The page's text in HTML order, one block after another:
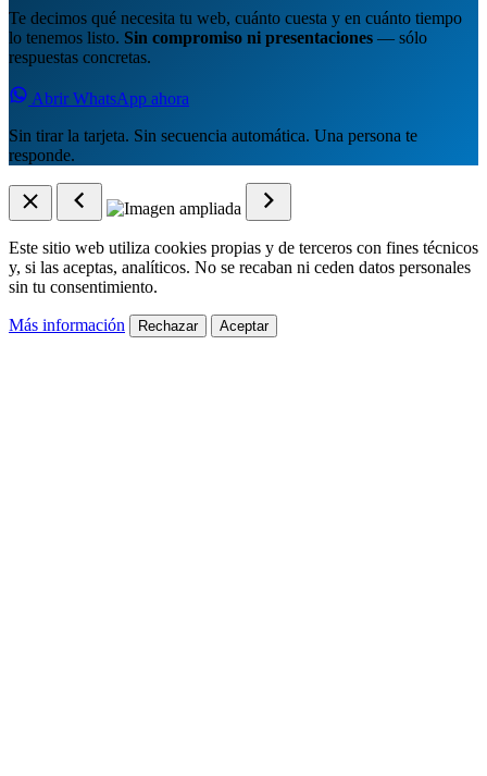
Te decimos qué necesita tu web, cuánto cuesta y en cuánto tiempo
lo tenemos listo. Sin compromiso ni presentaciones — sólo
respuestas concretas.
Abrir WhatsApp ahora
Sin tirar la tarjeta. Sin secuencia automática. Una persona te
responde.
Este sitio web utiliza cookies propias y de terceros con fines técnicos
y, si las aceptas, analíticos. No se recaban ni ceden datos personales
sin tu consentimiento.
Más información Rechazar Aceptar